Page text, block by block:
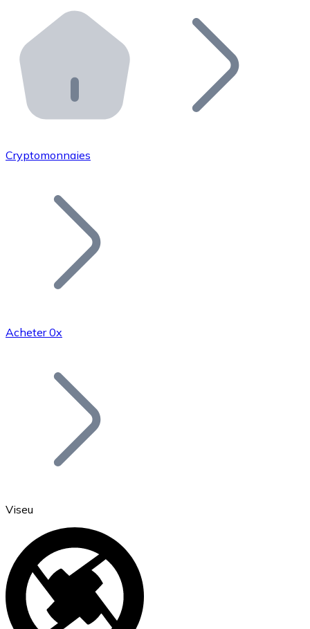
Distributeurs automatiques Bitnovo
Intégrez un ATM Bitnovo dans votre entreprise et
API Bitnovo
Intégrez notre API dans votre écosystème.
Rejoignez notre réseau de distributeurs et
Ajoutez le token de votre projet à notre service
Bitcoin
Ethereum
ETH
Cryptomonnaies
Acheter 0x
Viseu